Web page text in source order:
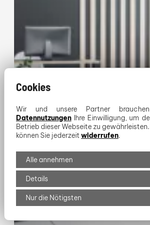
Cookies
Wir und unsere Partner
Datennutzungen Ihre Einwilligung, um
Betrieb dieser Webseite zu
können Sie jederzeit widerrufen.
Alle annehmen
Details
Nur die Nötigsten